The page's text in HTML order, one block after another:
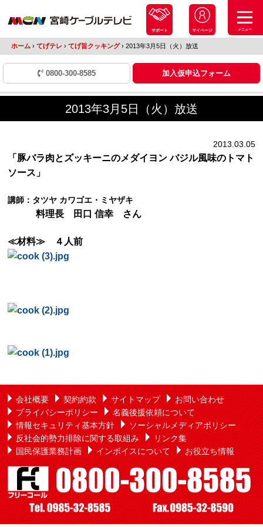
サポート マイページ メニュー
ホーム › てげテレ › てげ旨クッキング ›2013年3月5日（火）放送
0800-300-8585 加入仮申込フォーム
2013年3月5日（火）放送
2013.03.05
「豚バラ肉とズッキーニのメダイヨン バジル風味のトマト
ソース」
講師：タツヤ カワゴエ・ミヤザキ
料理長 田口 信幸 さん
≪材料≫ ４人前
会社概要 契約約款 サイトマップ
お問い合わせ
プライバシーポリシー
名義後援依頼について
情報セキュリティ基本方針
ソーシャルメディアポリシー
反社会的勢力排除に関する取組み
リンク集
国民保護業務計画
インボイスについて お役立ち情報